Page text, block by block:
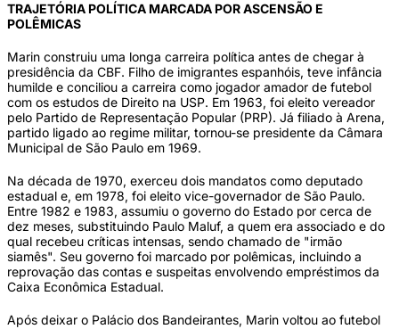
TRAJETÓRIA POLÍTICA MARCADA POR ASCENSÃO E
POLÊMICAS
Marin construiu uma longa carreira política antes de chegar à
presidência da CBF. Filho de imigrantes espanhóis, teve infância
humilde e conciliou a carreira como jogador amador de futebol
com os estudos de Direito na USP. Em 1963, foi eleito vereador
pelo Partido de Representação Popular (PRP). Já filiado à Arena,
partido ligado ao regime militar, tornou-se presidente da Câmara
Municipal de São Paulo em 1969.
Na década de 1970, exerceu dois mandatos como deputado
estadual e, em 1978, foi eleito vice-governador de São Paulo.
Entre 1982 e 1983, assumiu o governo do Estado por cerca de
dez meses, substituindo Paulo Maluf, a quem era associado e do
qual recebeu críticas intensas, sendo chamado de "irmão
siamês". Seu governo foi marcado por polêmicas, incluindo a
reprovação das contas e suspeitas envolvendo empréstimos da
Caixa Econômica Estadual.
Após deixar o Palácio dos Bandeirantes, Marin voltou ao futebol